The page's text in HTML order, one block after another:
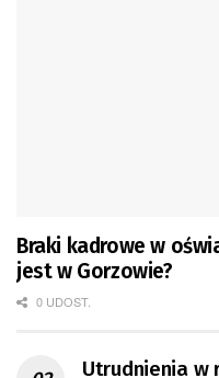
Braki kadrowe w
jest w Gorzowie?
0 UDOST.
Utrudnienia w